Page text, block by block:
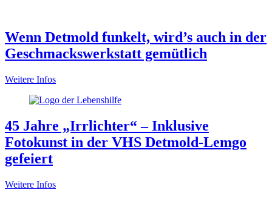
Wenn Detmold funkelt, wird’s auch in der
Geschmackswerkstatt gemütlich
Weitere Infos
45 Jahre „Irrlichter“ – Inklusive
Fotokunst in der VHS Detmold-Lemgo
gefeiert
Weitere Infos